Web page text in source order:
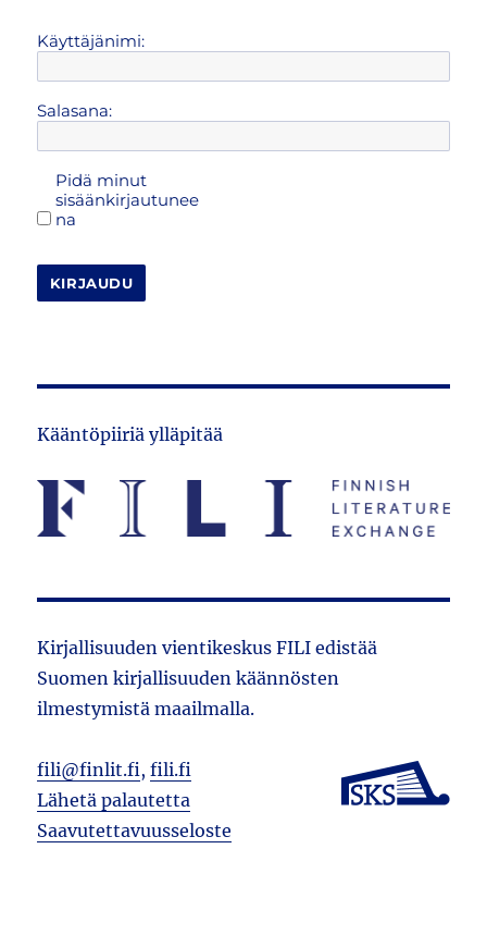
Käyttäjänimi:
Salasana:
Pidä minut
sisäänkirjautunee
na
KIRJAUDU
Kääntöpiiriä ylläpitää
Kirjallisuuden vientikeskus FILI edistää
Suomen kirjallisuuden käännösten
ilmestymistä maailmalla.
fili@finlit.fi,fili.fi
Lähetä palautetta
Saavutettavuusseloste